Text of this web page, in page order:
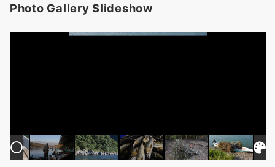
Photo Gallery Slideshow